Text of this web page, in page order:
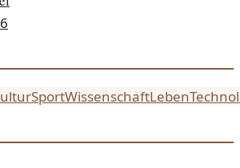
SportWissenschaftLeben